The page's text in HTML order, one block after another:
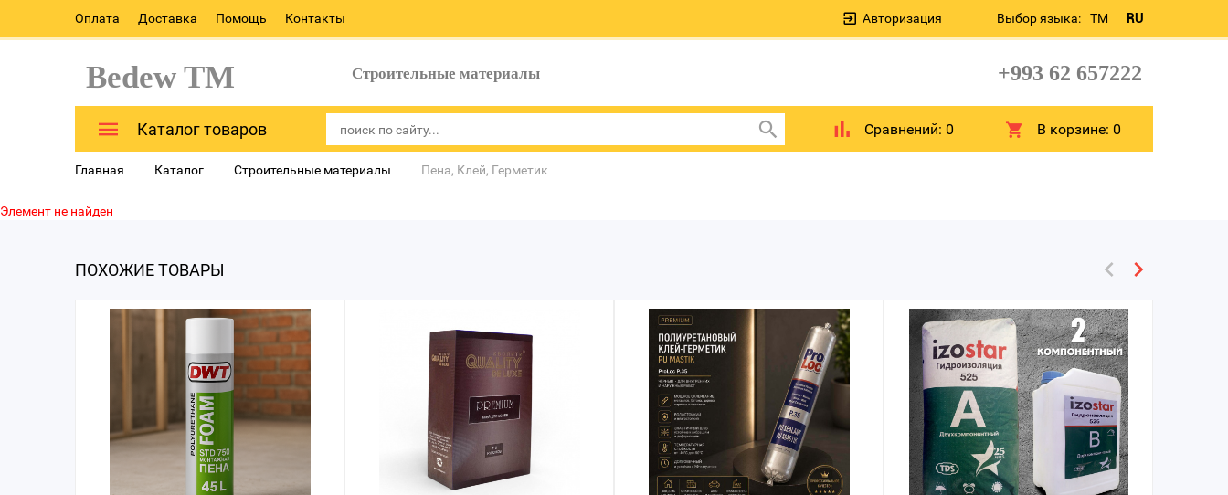
Оплата Доставка Помощь Контакты Выбор языка: TM RU
Авторизация
Bedew TM Строительные материалы +993 62 657222
Каталог товаров Сравнений: 0 В корзине:0
Главная Каталог Строительные материалы Пена, Клей, Герметик
Элемент не найден
ПОХОЖИЕ ТОВАРЫ